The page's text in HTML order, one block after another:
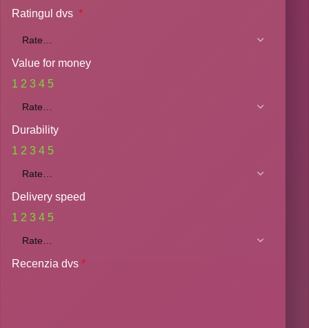
Ratingul dvs*
Value for money
1 2 3 4 5
Durability
1 2 3 4 5
Delivery speed
1 2 3 4 5
Recenzia dvs*